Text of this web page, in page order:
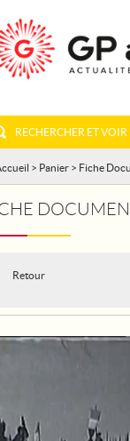
RECHERCHER ET VOIR
> Panier > Fiche
Retour